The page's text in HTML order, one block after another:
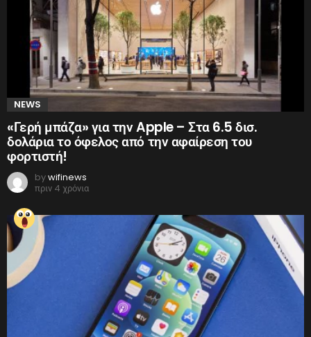
NEWS
«Γερή μπάζα» για την Apple – Στα 6.5 δισ.
δολάρια το όφελος από την αφαίρεση του
φορτιστή!
bywifinews
πριν 4 χρόνια